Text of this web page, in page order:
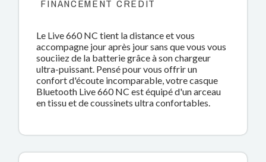
FINANCEMENT CREDIT
Le Live 660 NC tient la distance et vous
accompagne jour après jour sans que vous vous
souciiez de la batterie grâce à son chargeur
ultra-puissant. Pensé pour vous offrir un
confort d'écoute incomparable, votre casque
Bluetooth Live 660 NC est équipé d'un arceau
en tissu et de coussinets ultra confortables.